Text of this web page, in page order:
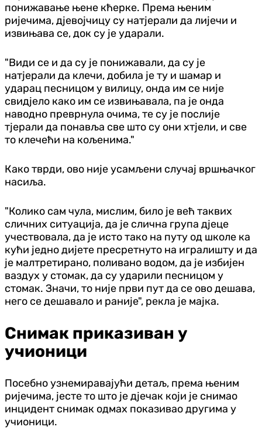
понижавање њене кћерке. Према њеним
ријечима, дјевојчицу су натјерали да лијечи и
извињава се, док су је ударали.
"Види се и да су је понижавали, да су је
натјерали да клечи, добила је ту и шамар и
ударац песницом у вилицу, онда им се није
свидјело како им се извињавала, па је онда
наводно преврнула очима, те су је послије
тјерали да понавља све што су они хтјели, и све
то клечећи на кољенима."
Како тврди, ово није усамљени случај вршњачког
насиља.
"Колико сам чула, мислим, било је већ таквих
сличних ситуација, да је слична група дјеце
учествовала, да је исто тако на путу од школе ка
кући једно дијете пресретнуто на игралишту и да
је малтретирано, поливано водом, да је избијен
ваздух у стомак, да су ударили песницом у
стомак. Значи, то није први пут да се ово дешава,
него се дешавало и раније", рекла је мајка.
Снимак приказиван у
учионици
Посебно узнемиравајући детаљ, према њеним
ријечима, јесте то што је дјечак који је снимао
инцидент снимак одмах показивао другима у
учионици.